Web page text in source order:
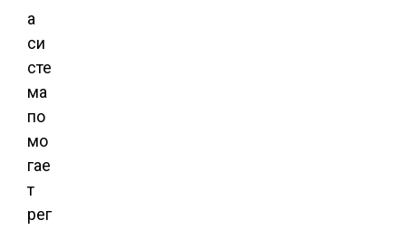
а
си
сте
ма
по
мо
гае
т
рег